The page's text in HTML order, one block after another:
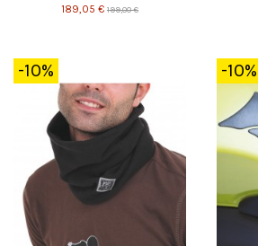
189,05 € 199,00 €
-10% -10%